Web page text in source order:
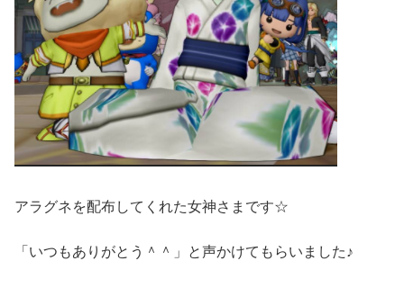
アラグネを配布してくれた女神さまです☆
「いつもありがとう＾＾」と声かけてもらいました♪